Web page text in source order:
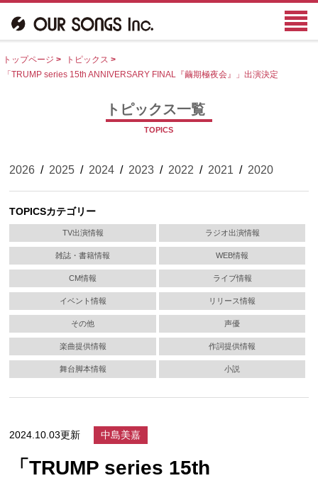
トップページ > トピックス >
「TRUMP series 15th ANNIVERSARY FINAL『繭期極夜会』」出演決定
トピックス一覧
TOPICS
2026 / 2025 / 2024 / 2023 / 2022 / 2021 / 2020
TOPICSカテゴリー
TV出演情報 ラジオ出演情報
雑誌・書籍情報 WEB情報
CM情報 ライブ情報
イベント情報 リリース情報
その他 声優
楽曲提供情報 作詞提供情報
舞台脚本情報 小説
2024.10.03更新 中島美嘉
「TRUMP series 15th